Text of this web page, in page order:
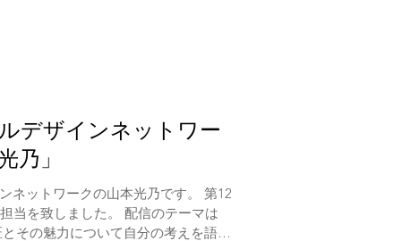
デザインネットワー
乃」
ネットワークの山本光乃です。 第12
当を致しました。 配信のテーマは
その魅力について自分の考えを語り